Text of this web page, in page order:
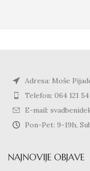
Adresa: Moše
Telefon: 064 121 54
E-mail:
Pon-Pet: 9-19h,
NAJNOVIJE OBJAVE